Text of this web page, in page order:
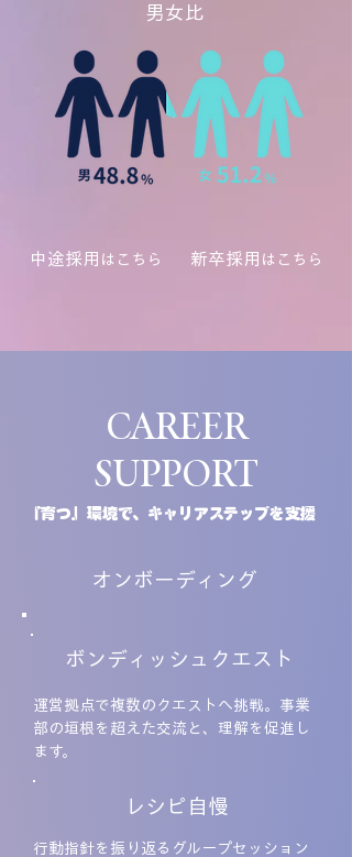
​男女比
中途採用 はこちら 新卒採用 はこちら
CAREER
SUPPORT
「育つ」環境で、キャリアステップを支援
オンボーディング
ボンディッシュクエスト
レシピ自慢
行動指針を振り返るグループセッション
運営拠点で複数のクエストへ挑戦。事業
部の垣根を超えた交流と、理解を促進し
ます。